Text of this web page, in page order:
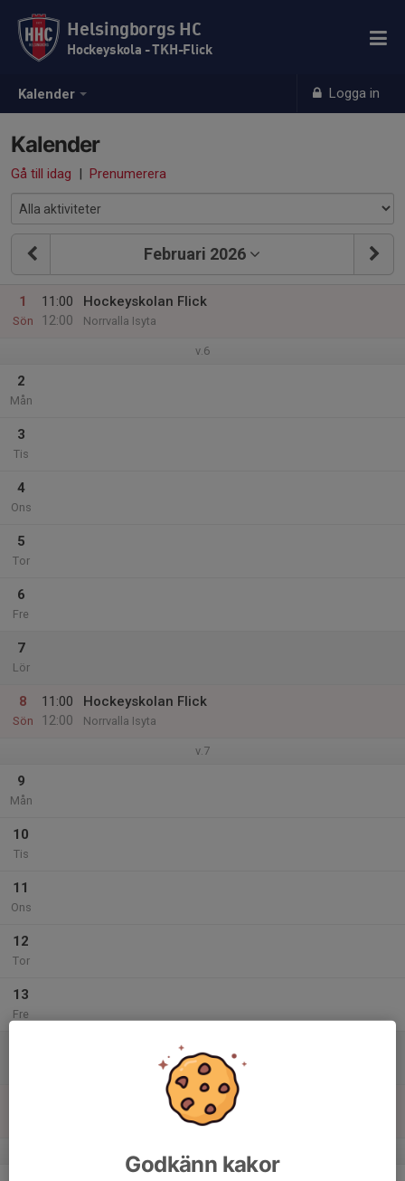
Kalender Logga in
Helsingborgs HC
Hockeyskola - TKH-Flick
Kalender
Gå till idag | Prenumerera
Februari 2026
1
Sön
11:00
12:00
Hockeyskolan Flick
Norrvalla Isyta
v.6
2
Mån
3
Tis
4
Ons
5
Tor
6
Fre
7
Lör
8
Sön
11:00
12:00
Hockeyskolan Flick
Norrvalla Isyta
v.7
9
Mån
10
Tis
11
Ons
12
Tor
13
Fre
Hockeyskolan Flick
Godkänn kakor